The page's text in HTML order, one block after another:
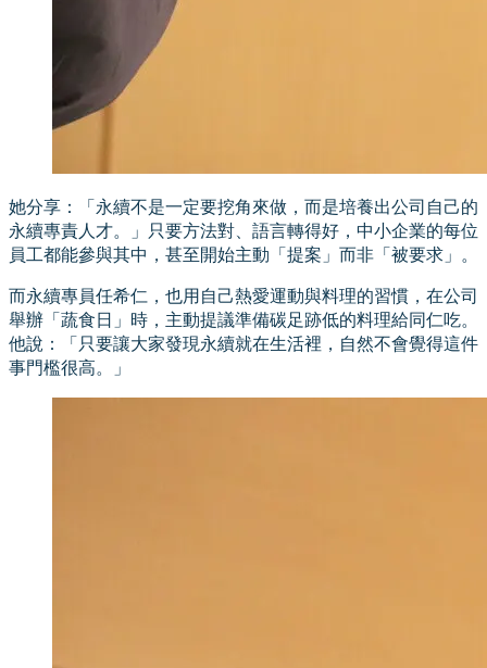
她分享：「永續不是一定要挖角來做，而是培養出公司自己的
永續專責人才。」只要方法對、語言轉得好，中小企業的每位
員工都能參與其中，甚至開始主動「提案」而非「被要求」。
而永續專員任希仁，也用自己熱愛運動與料理的習慣，在公司
舉辦「蔬食日」時，主動提議準備碳足跡低的料理給同仁吃。
他說：「只要讓大家發現永續就在生活裡，自然不會覺得這件
事門檻很高。」